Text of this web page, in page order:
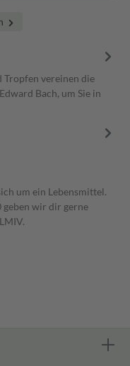
vereinen die
Bach, um Sie in
um ein Lebensmittel.
wir dir gerne